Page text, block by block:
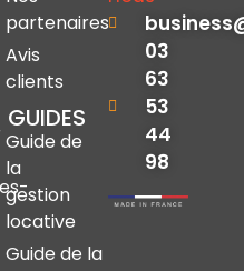
partenaires
Avis
clients
GUIDES
Guide de
la
gestion
locative
Guide de la
03
63
53
44
98